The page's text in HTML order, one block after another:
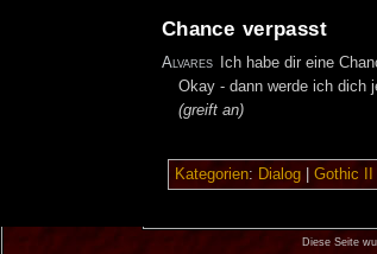
Chance verpasst
Alvares
Ich habe dir eine
Okay - dann werde ich dich
(greift an)
Kategorien: Dialog| Gothic II
Diese Seite